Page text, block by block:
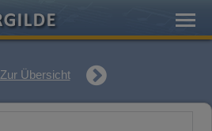
Zur Übersicht